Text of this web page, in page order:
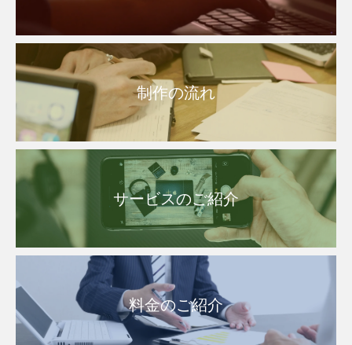
制作の流れ
サービスのご紹介
料金のご紹介